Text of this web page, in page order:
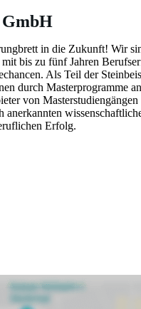
GmbH
in die Zukunft! Wir
bis zu fünf Jahren
Als Teil der
durch Masterprogramme
von
anerkannten
Erfolg.